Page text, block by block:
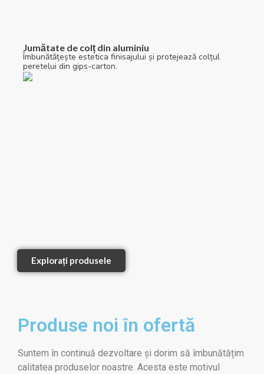
Jumătate de colț din aluminiu
Îmbunătățește estetica finisajului și protejează colțul
peretelui din gips-carton.
Explorați produsele
Produse noi în ofertă
Suntem în continuă dezvoltare și dorim să îmbunătățim
calitatea produselor noastre. Acesta este motivul